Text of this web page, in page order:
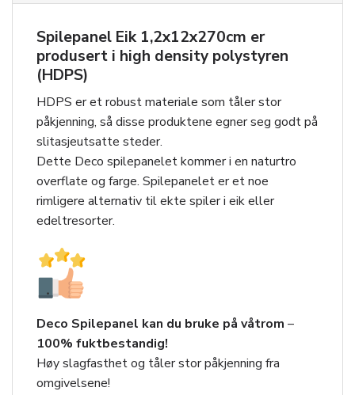
Spilepanel Eik 1,2x12x270cm er
produsert i high density polystyren
(HDPS)
HDPS er et robust materiale som tåler stor
påkjenning, så disse produktene egner seg godt på
slitasjeutsatte steder.
Dette Deco spilepanelet kommer i en naturtro
overflate og farge. Spilepanelet er et noe
rimligere alternativ til ekte spiler i eik eller
edeltresorter.
Deco Spilepanel kan du bruke på våtrom –
100% fuktbestandig!
Høy slagfasthet og tåler stor påkjenning fra
omgivelsene!